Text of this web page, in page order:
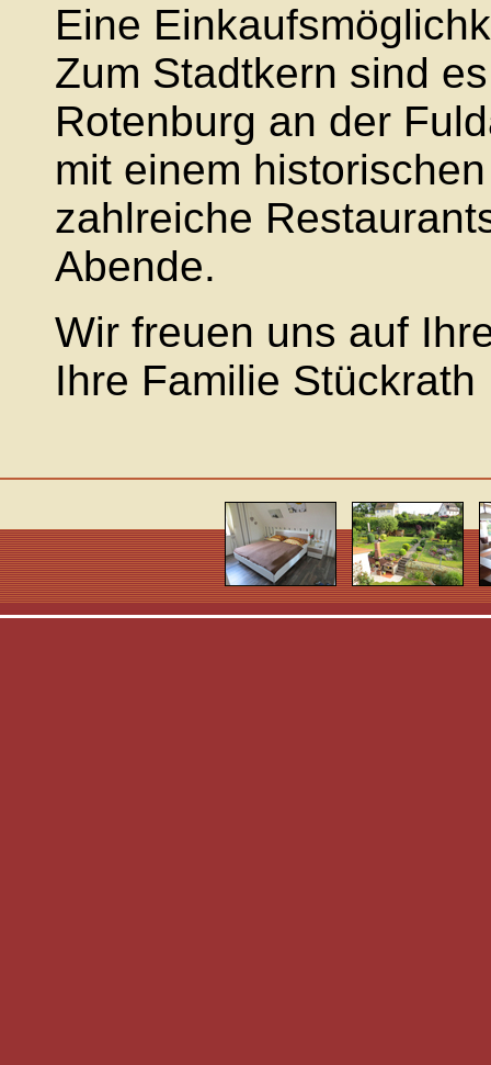
Eine
Zum Stadtkern sind
Rotenburg an der
mit einem
zahlreiche
Abende.
Wir freuen uns auf
Ihre Familie Stückrath